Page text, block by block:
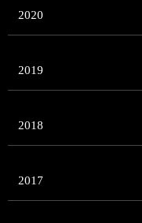
2020
2019
2018
2017